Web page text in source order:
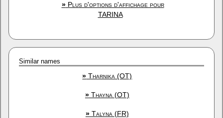
»Plus d'options d'affichage pour
TARINA
Similar names
» Tharnika (OT)
»Thayna (OT)
»Talyna (FR)